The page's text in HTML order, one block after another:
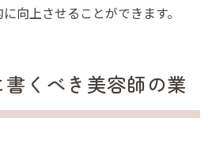
向上させることができます。
くべき美容師の業